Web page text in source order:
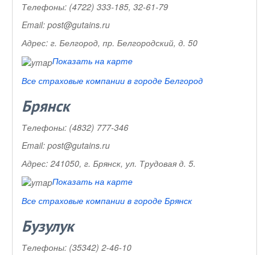
Телефоны: (4722) 333-185, 32-61-79
Email: post@gutains.ru
Адрес: г. Белгород, пр. Белгородский, д. 50
Показать на карте
Все страховые компании в городе Белгород
Брянск
Телефоны: (4832) 777-346
Email: post@gutains.ru
Адрес: 241050, г. Брянск, ул. Трудовая д. 5.
Показать на карте
Все страховые компании в городе Брянск
Бузулук
Телефоны: (35342) 2-46-10